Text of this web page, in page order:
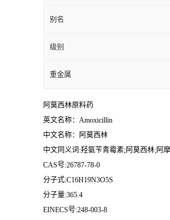
别名
级别
重金属
阿莫西林原料药
英文名称：Amoxicillin
中文名称：阿莫西林
中文同义词:羟氨苄青霉素;阿莫西林;阿
CAS号:26787-78-0
分子式:C16H19N3O5S
分子量:365.4
EINECS号:248-003-8